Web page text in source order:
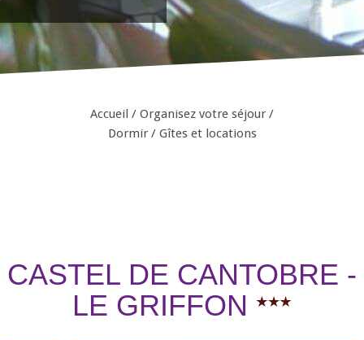
Accueil / Organisez votre séjour /
Dormir/ Gîtes et locations
CASTEL DE CANTOBRE -
LE GRIFFON